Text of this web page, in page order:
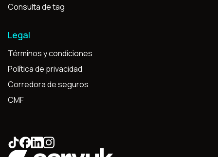
Consulta de tag
Legal
Términos y condiciones
Política de privacidad
Corredora de seguros
CMF